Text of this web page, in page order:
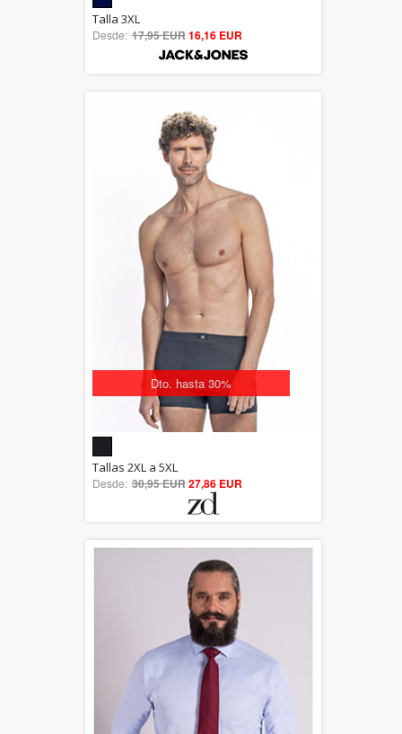
out of 5
Talla 3XL
Desde: 17,95 EUR16,16 EUR
Dto. hasta 30%
5.00
out of 5
Tallas 2XL a 5XL
Desde: 30,95 EUR27,86 EUR